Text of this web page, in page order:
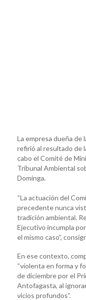
La empresa dueña de
refirió al resultado de
cabo el Comité de
Tribunal Ambiental
Dominga.
“La actuación del
precedente nunca
tradición ambiental.
Ejecutivo incumpla
el mismo caso”,
En ese contexto,
“violenta en forma y
de diciembre por el
Antofagasta, al
vicios profundos”.